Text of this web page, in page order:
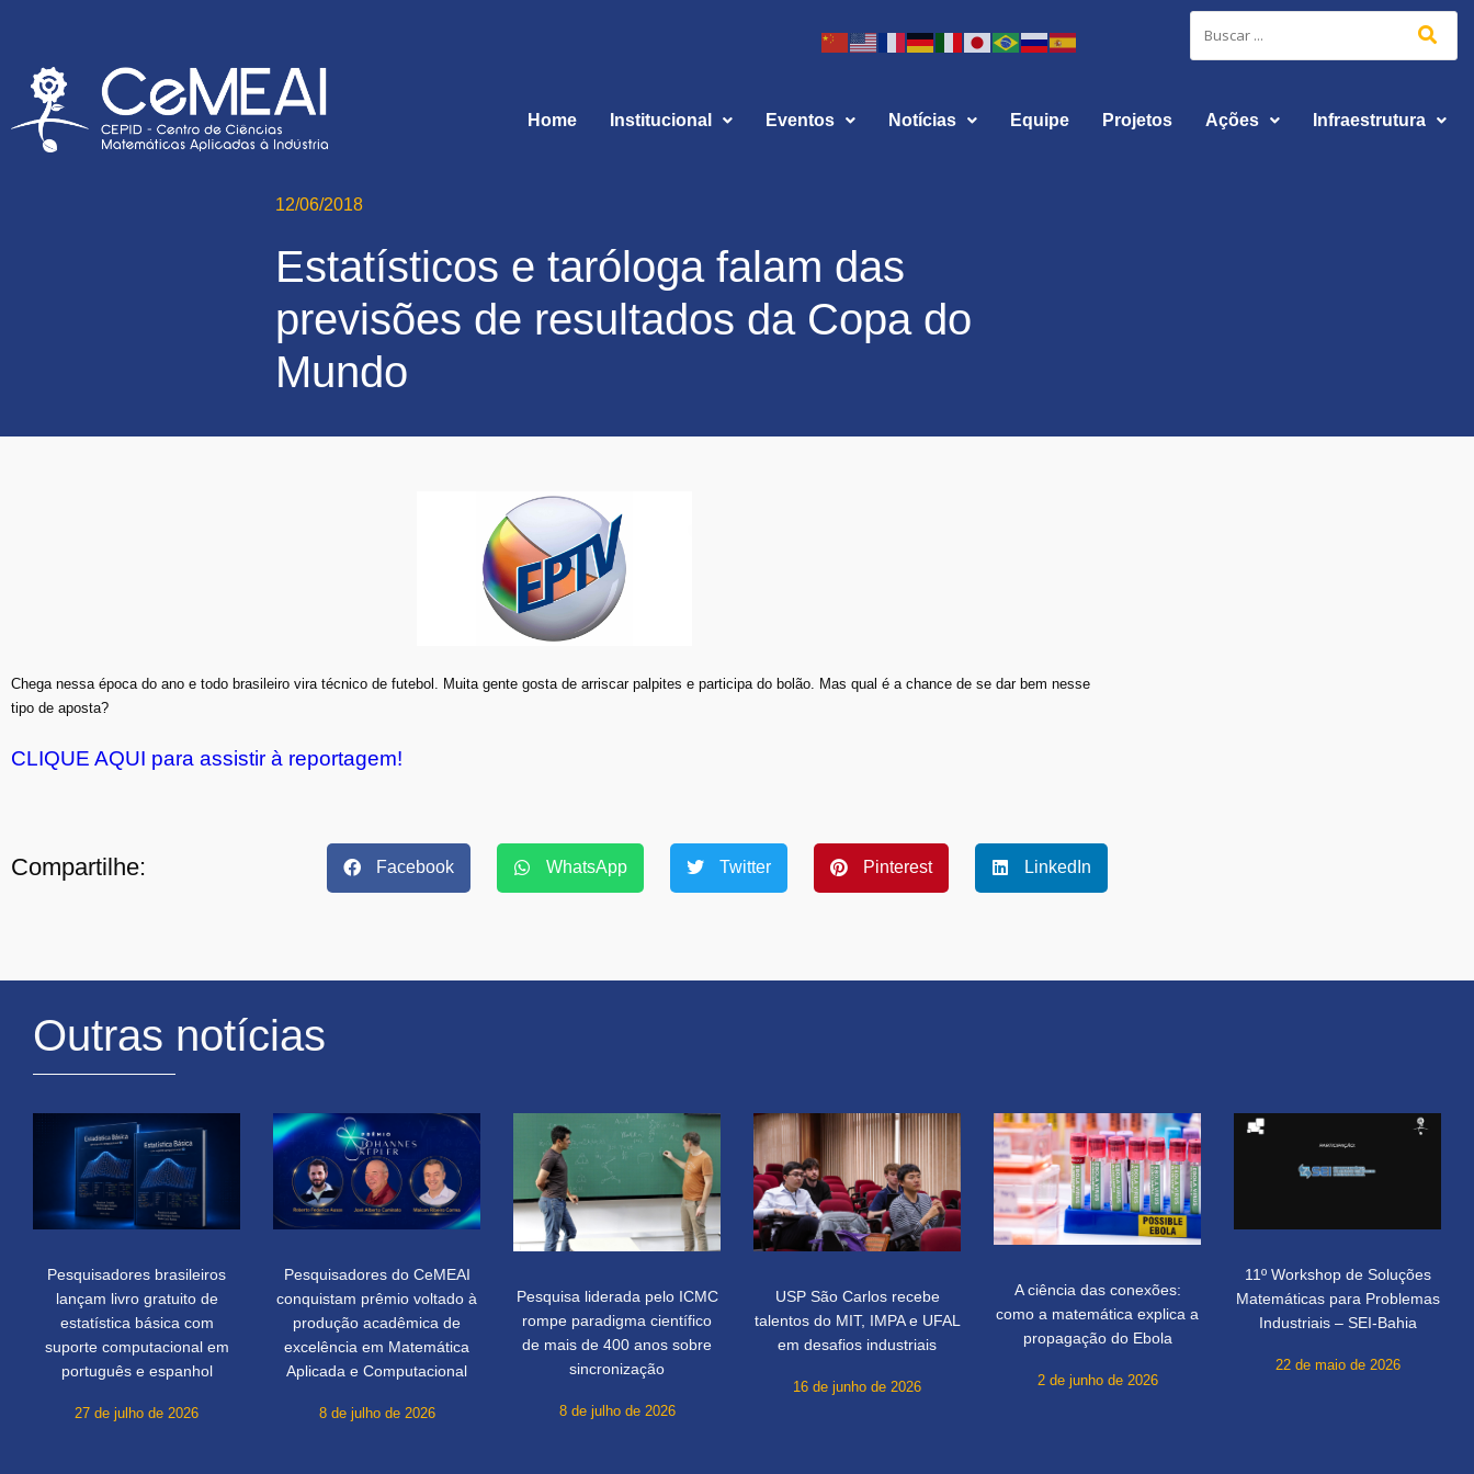
Home Institucional Eventos Notícias Equipe Projetos Ações Infraestrutura
12/06/2018
Estatísticos e taróloga falam das
previsões de resultados da Copa do
Mundo
Chega nessa época do ano e todo brasileiro vira técnico de futebol. Muita gente gosta de arriscar palpites e participa do bolão. Mas qual é a chance de se dar bem nesse
tipo de aposta?
CLIQUE AQUI para assistir à reportagem!
Compartilhe: Facebook WhatsApp Twitter Pinterest LinkedIn
Outras notícias
Pesquisadores brasileiros
lançam livro gratuito de
estatística básica com
suporte computacional em
português e espanhol
27 de julho de 2026
Pesquisadores do CeMEAI
conquistam prêmio voltado à
produção acadêmica de
excelência em Matemática
Aplicada e Computacional
8 de julho de 2026
Pesquisa liderada pelo ICMC
rompe paradigma científico
de mais de 400 anos sobre
sincronização
8 de julho de 2026
USP São Carlos recebe
talentos do MIT, IMPA e UFAL
em desafios industriais
16 de junho de 2026
A ciência das conexões:
como a matemática explica a
propagação do Ebola
2 de junho de 2026
11º Workshop de Soluções
Matemáticas para Problemas
Industriais – SEI-Bahia
22 de maio de 2026